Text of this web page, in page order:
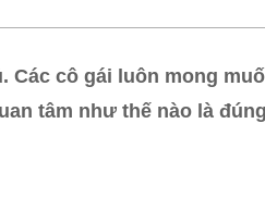
Các cô gái luôn mong
tâm như thế nào là